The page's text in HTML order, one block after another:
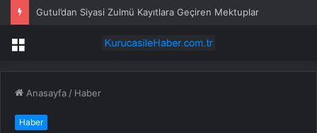
CHP’nin yüzde 40’ı gitti
Menü
Anasayfa / Haber
Haber